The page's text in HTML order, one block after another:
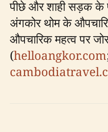
पीछे और शाही सड़क के
अंगकोर थोम के
औपचारिक महत्व पर
(helloangkor.com